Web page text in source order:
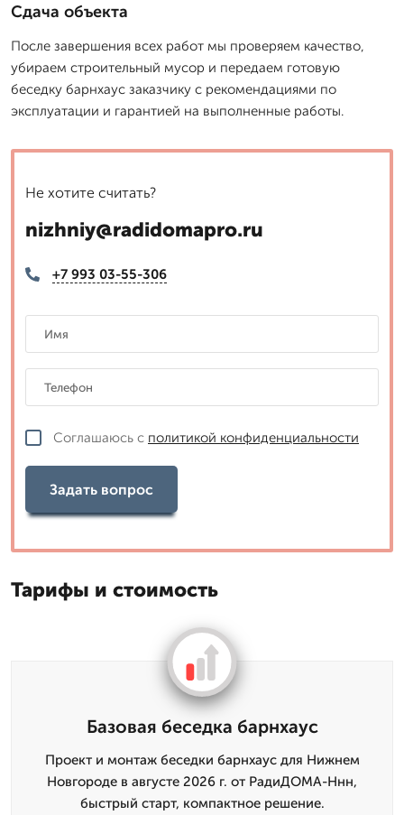
Сдача объекта
После завершения всех работ мы проверяем качество,
убираем строительный мусор и передаем готовую
беседку барнхаус заказчику с рекомендациями по
эксплуатации и гарантией на выполненные работы.
Не хотите считать?
nizhniy@radidomapro.ru
+7 993 03-55-306
Соглашаюсь с политикой конфиденциальности
Задать вопрос
Тарифы и стоимость
Базовая беседка барнхаус
Проект и монтаж беседки барнхаус для Нижнем
Новгороде в августе 2026 г. от РадиДОМА-Ннн,
быстрый старт, компактное решение.